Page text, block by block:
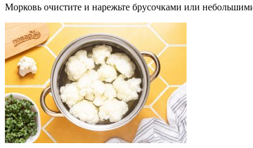
Морковь очистите и нарежьте брусочками или